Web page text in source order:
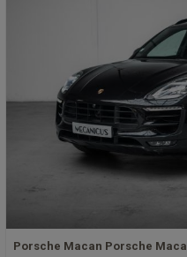
Porsche Macan Porsche